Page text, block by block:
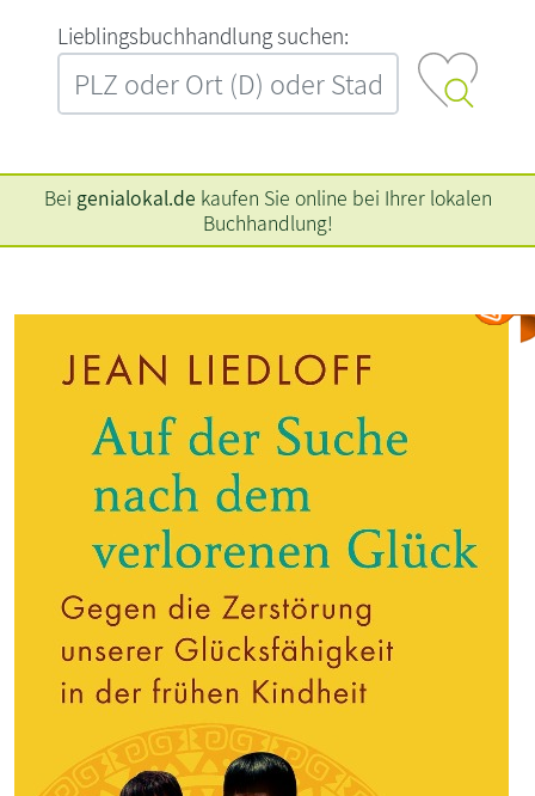
L‍i‍e‍b‍l‍i‍n‍g‍s‍b‍u‍c‍h‍h‍a‍n‍d‍l‍u‍n‍g‍ ‍s‍u‍c‍h‍e‍n‍:‍
Bei genialokal.de kaufen Sie online bei Ihrer lokalen
Buchhandlung!